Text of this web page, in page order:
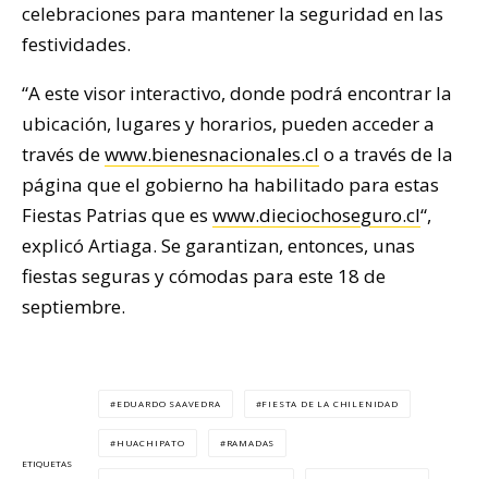
celebraciones para mantener la seguridad en las
festividades.
“A este visor interactivo, donde podrá encontrar la
ubicación, lugares y horarios, pueden acceder a
través dewww.bienesnacionales.cl o a través de la
página que el gobierno ha habilitado para estas
Fiestas Patrias que es www.dieciochoseguro.cl“,
explicó Artiaga. Se garantizan, entonces, unas
fiestas seguras y cómodas para este 18 de
septiembre.
ETIQUETAS
EDUARDO SAAVEDRA FIESTA DE LA CHILENIDAD
HUACHIPATO RAMADAS